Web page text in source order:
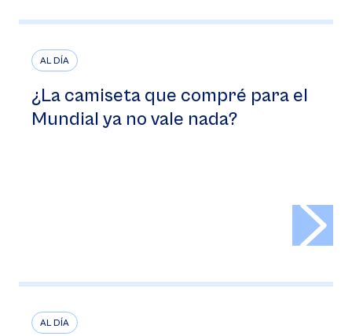
AL DÍA
¿La camiseta que compré para el
Mundial ya no vale nada?
AL DÍA